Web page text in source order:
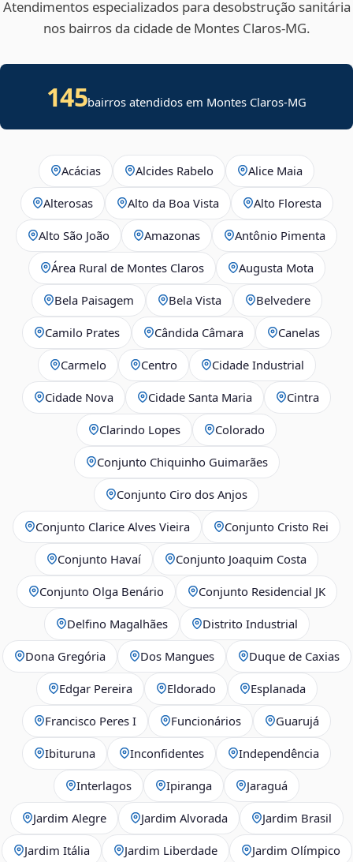
Atendimentos especializados para desobstrução sanitária
nos bairros da cidade de Montes Claros‑MG.
145bairros atendidos em Montes Claros-MG
Acácias Alcides Rabelo Alice Maia
Alterosas Alto da Boa Vista Alto Floresta
Alto São João Amazonas Antônio Pimenta
Área Rural de Montes Claros Augusta Mota
Bela Paisagem Bela Vista Belvedere
Camilo Prates Cândida Câmara Canelas
Carmelo Centro Cidade Industrial
Cidade Nova Cidade Santa Maria Cintra
Clarindo Lopes Colorado
Conjunto Chiquinho Guimarães
Conjunto Ciro dos Anjos
Conjunto Clarice Alves Vieira Conjunto Cristo Rei
Conjunto Havaí Conjunto Joaquim Costa
Conjunto Olga Benário Conjunto Residencial JK
Delfino Magalhães Distrito Industrial
Dona Gregória Dos Mangues Duque de Caxias
Edgar Pereira Eldorado Esplanada
Francisco Peres I Funcionários Guarujá
Ibituruna Inconfidentes Independência
Interlagos Ipiranga Jaraguá
Jardim Alegre Jardim Alvorada Jardim Brasil
Jardim Itália Jardim Liberdade Jardim Olímpico